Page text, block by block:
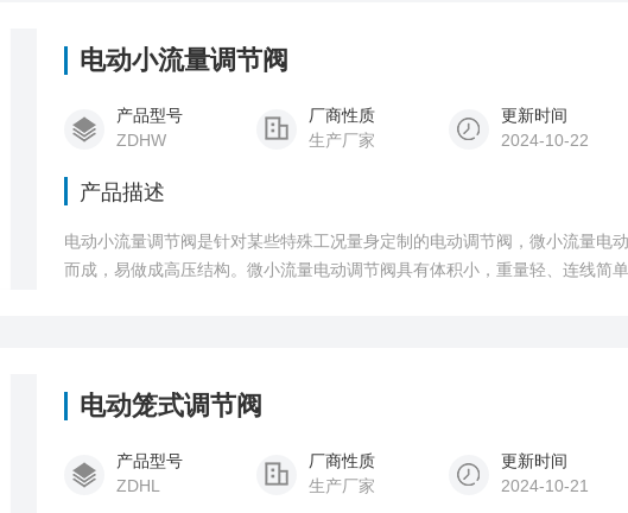
电动小流量调节阀
产品型号
ZDHW
厂商性质
生产厂家
更新时间
2024-10-22
产品描述
电动小流量调节阀是针对某些特殊工况量身定制的电动调节阀，微小流量电
而成，易做成高压结构。微小流量电动调节阀具有体积小，重量轻、连线简
电动笼式调节阀
产品型号
ZDHL
厂商性质
生产厂家
更新时间
2024-10-21